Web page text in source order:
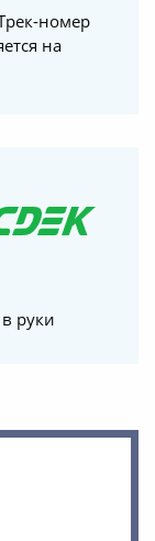
номер
на
руки